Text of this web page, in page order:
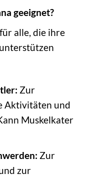
geeignet?
alle, die ihre
Zur
Aktivitäten und
Muskelkater
Zur
zur